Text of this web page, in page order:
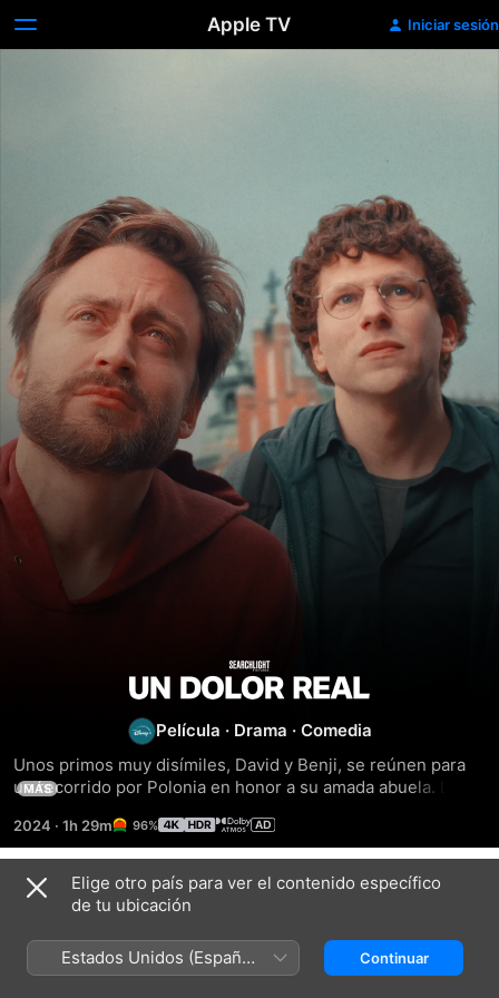
Apple TV Iniciar sesión
Un
dolor
real
Película · Drama · Comedia
Unos primos muy disímiles, David y Benji, se reúnen para
un recorrido por Polonia en honor a su amada abuela. La
primos vuelven a surgir con el telón de fondo de su historia
familiar.
MÁS
2024 · 1h 29m 96%
Títulos relacionados
&
Ray
Elige otro país para ver el contenido específico
de tu ubicación
Estados Unidos (Español
México)
Continuar